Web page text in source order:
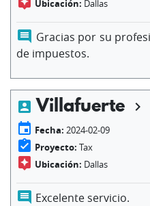
Ubicación: Dallas
comment Gracias por su
de impuestos.
account_box Villafuerte chevron_right
event Fecha: 2024-02-09
assignment_turned_in Proyecto: Tax
assistant Ubicación: Dallas
comment Excelente servicio.